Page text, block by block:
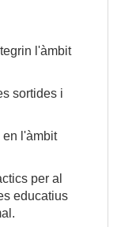
l'àmbit
sortides i
en l'àmbit
per al
educatius